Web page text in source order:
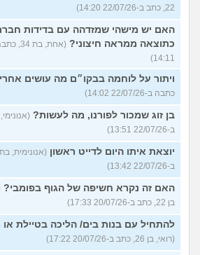
22, כתב ב-22/07/26 14:20)
האם יש מישהי שמזדהה עם בדידות
כתוצאה ממראה חיצוני?
14:11)
ויתור על לוחמה בבקו״ם מה עושים
כתבה ב-22/07/26 14:02)
בן זוג שמכור לפורנו, מה לעשות?
ב-22/07/26 13:51)
יוצאת איתו היום לדייט ראשון
ב-22/07/26 13:42)
האם זה נקרא חשיפה של הגוף בפומבי?
בן 22, כתב ב-20/07/26 17:33)
להתחיל עם בנות בים/ הליכה בטיילת או
(רואי, בן 26, כתב ב-20/07/26 17:22)